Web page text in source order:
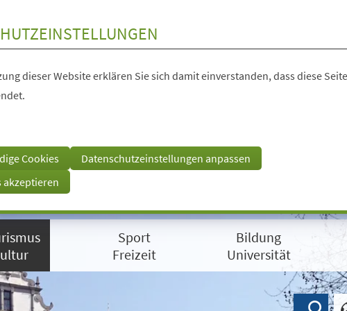
dieser Website erklären Sie sich damit einverstanden, dass diese Seite
Cookies
Datenschutzeinstellungen anpassen
akzeptieren
Sport
Freizeit
Bildung
Universität